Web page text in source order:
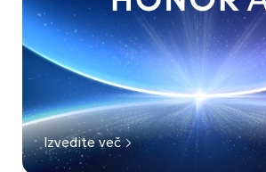
Izvedite več